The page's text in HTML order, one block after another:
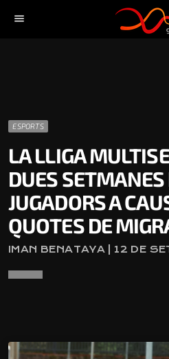
menu
ESPORTS
LA LLIGA
DUES SETMANES
JUGADORS A
QUOTES DE
IMAN BENATAYA | 12 DE